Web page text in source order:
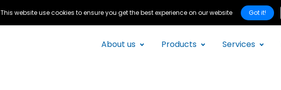
This website use cookies to ensure you get the best experience on our website Got it!
About us Products Services